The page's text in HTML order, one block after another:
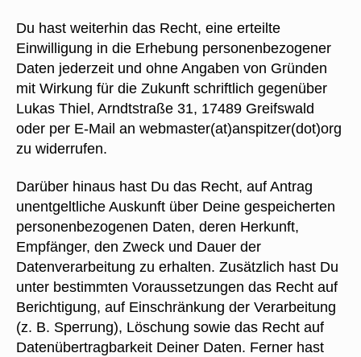
Du hast weiterhin das Recht, eine erteilte
Einwilligung in die Erhebung personenbezogener
Daten jederzeit und ohne Angaben von Gründen
mit Wirkung für die Zukunft schriftlich gegenüber
Lukas Thiel, Arndtstraße 31, 17489 Greifswald
oder per E-Mail an webmaster(at)anspitzer(dot)org
zu widerrufen.
Darüber hinaus hast Du das Recht, auf Antrag
unentgeltliche Auskunft über Deine gespeicherten
personenbezogenen Daten, deren Herkunft,
Empfänger, den Zweck und Dauer der
Datenverarbeitung zu erhalten. Zusätzlich hast Du
unter bestimmten Voraussetzungen das Recht auf
Berichtigung, auf Einschränkung der Verarbeitung
(z. B. Sperrung), Löschung sowie das Recht auf
Datenübertragbarkeit Deiner Daten. Ferner hast